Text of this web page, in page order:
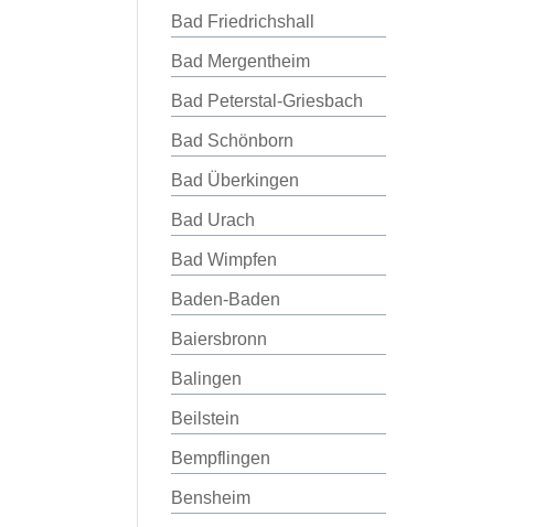
Bad Friedrichshall
Bad Mergentheim
Bad Peterstal-Griesbach
Bad Schönborn
Bad Überkingen
Bad Urach
Bad Wimpfen
Baden-Baden
Baiersbronn
Balingen
Beilstein
Bempflingen
Bensheim